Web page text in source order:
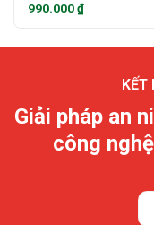
990.000₫
KẾT
Giải pháp an
công